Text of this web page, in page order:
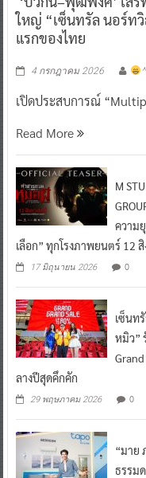
ใหญ่ “เซ็นทรัล นอร์ท
แรกของไทย
4 กรกฎาคม 2026
เปิดประสบการณ์
Read More
M
ความ
เลือก” ทุกโรงภาพยนตร์ 12
17 มิถุนายน 2026 0
เซ็นท
หมิว”
ลางปีสุดคึกคัก
29 พฤษภาคม 2026 0
“มาย
ธรรม